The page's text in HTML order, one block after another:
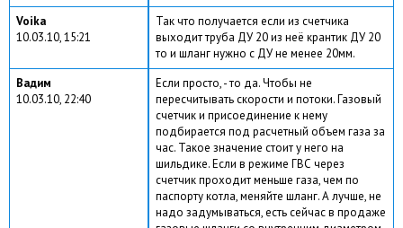
Voika
10.03.10, 15:21
Так что получается если из счетчика
выходит труба ДУ 20 из неё крантик ДУ 20
то и шланг нужно с ДУ не менее 20мм.
Вадим
10.03.10, 22:40
Если просто, - то да. Чтобы не
пересчитывать скорости и потоки. Газовый
счетчик и присоединение к нему
подбирается под расчетный объем газа за
час. Такое значение стоит у него на
шильдике. Если в режиме ГВС через
счетчик проходит меньше газа, чем по
паспорту котла, меняйте шланг. А лучше, не
надо задумываться, есть сейчас в продаже